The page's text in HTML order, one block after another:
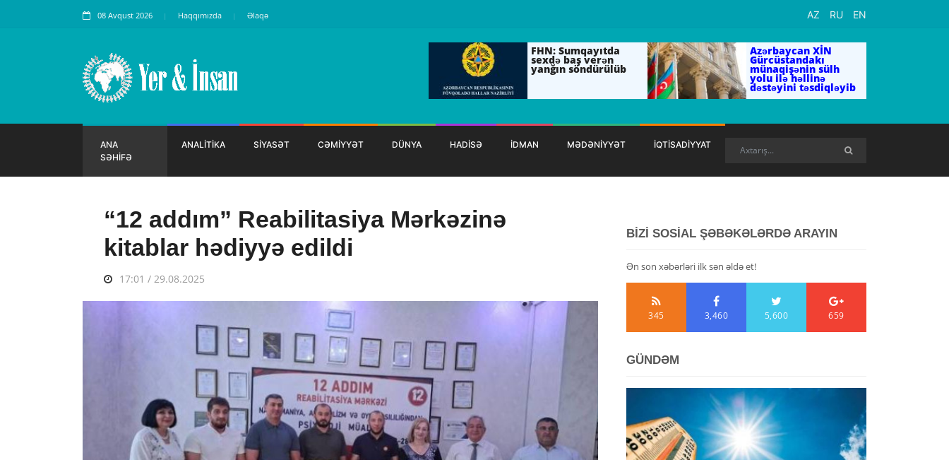
08 Avqust 2026 Haqqımızda Əlaqə AZ RU EN
FHN: Sumqayıtda
sexdə baş verən
yanğın söndürülüb
Azərbaycan XİN
Gürcüstandakı
münaqişənin sülh
yolu ilə həllinə
dəstəyini təsdiqləyib
ANA
SƏHİFƏ
ANALİTİKA SİYASƏT CƏMİYYƏT DÜNYA HADİSƏ İDMAN MƏDƏNİYYƏT İQTİSADİYYAT
“12 addım” Reabilitasiya Mərkəzinə
kitablar hədiyyə edildi
17:01 / 29.08.2025
BİZİ SOSİAL ŞƏBƏKƏLƏRDƏ ARAYIN
Ən son xəbərləri ilk sən əldə et!
345 3,460 5,600 659
GÜNDƏM